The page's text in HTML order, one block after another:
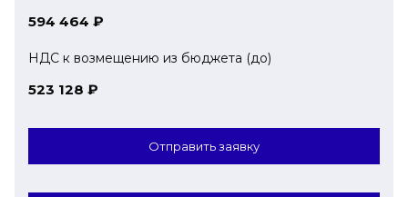
594 464 ₽
НДС к возмещению из бюджета (до)
523 128 ₽
Отправить заявку